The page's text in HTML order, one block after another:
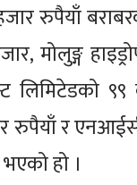
रुपैयाँ
मोलुङ्ग
लिमिटेडको
रुपैयाँ र
हो ।